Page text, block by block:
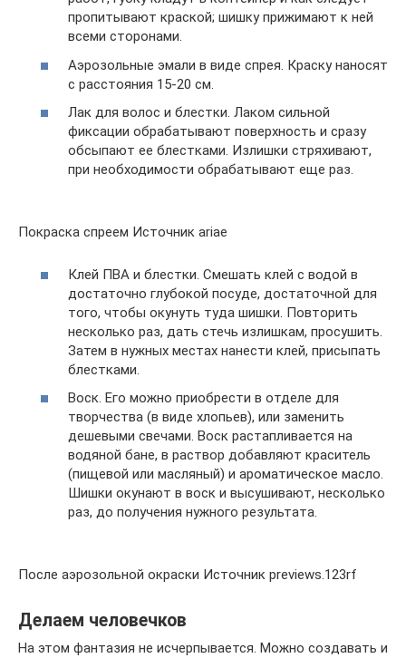
пропитывают краской; шишку прижимают к ней
всеми сторонами.
Аэрозольные эмали в виде спрея. Краску наносят
с расстояния 15-20 см.
Лак для волос и блестки. Лаком сильной
фиксации обрабатывают поверхность и сразу
обсыпают ее блестками. Излишки стряхивают,
при необходимости обрабатывают еще раз.
Покраска спреем Источник ariae
Клей ПВА и блестки. Смешать клей с водой в
достаточно глубокой посуде, достаточной для
того, чтобы окунуть туда шишки. Повторить
несколько раз, дать стечь излишкам, просушить.
Затем в нужных местах нанести клей, присыпать
блестками.
Воск. Его можно приобрести в отделе для
творчества (в виде хлопьев), или заменить
дешевыми свечами. Воск растапливается на
водяной бане, в раствор добавляют краситель
(пищевой или масляный) и ароматическое масло.
Шишки окунают в воск и высушивают, несколько
раз, до получения нужного результата.
После аэрозольной окраски Источник previews.123rf
Делаем человечков
На этом фантазия не исчерпывается. Можно создавать и